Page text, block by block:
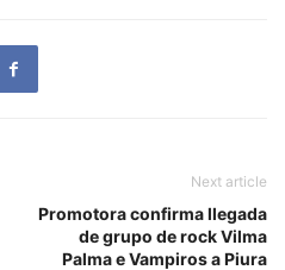
Next article
Promotora confirma llegada
de grupo de rock Vilma
Palma e Vampiros a Piura